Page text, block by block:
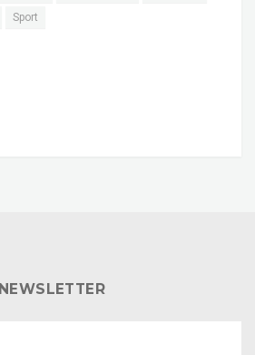
Sport
NEWSLETTER